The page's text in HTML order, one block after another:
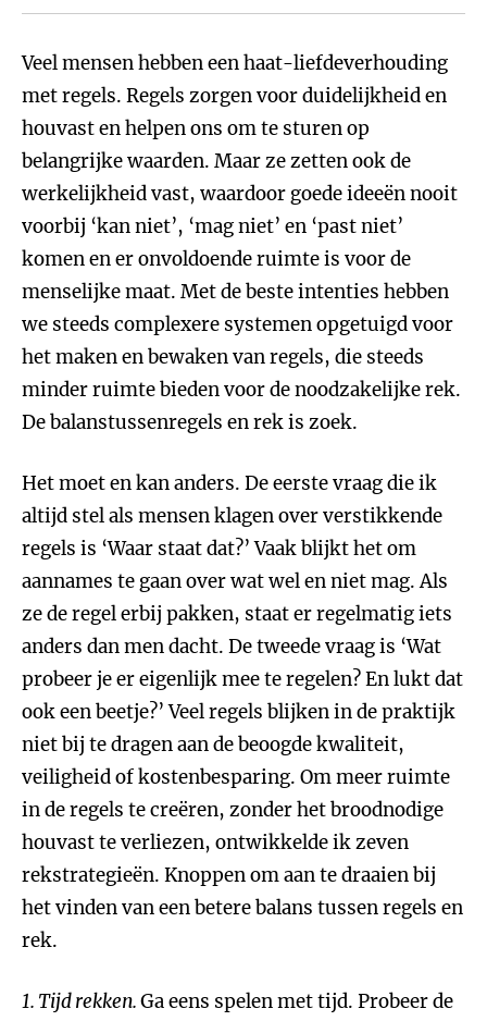
Veel mensen hebben een haat-liefdeverhouding
met regels. Regels zorgen voor duidelijkheid en
houvast en helpen ons om te sturen op
belangrijke waarden. Maar ze zetten ook de
werkelijkheid vast, waardoor goede ideeën nooit
voorbij ‘kan niet’, ‘mag niet’ en ‘past niet’
komen en er onvoldoende ruimte is voor de
menselijke maat. Met de beste intenties hebben
we steeds complexere systemen opgetuigd voor
het maken en bewaken van regels, die steeds
minder ruimte bieden voor de noodzakelijke rek.
De balanstussenregels en rek is zoek.
Het moet en kan anders. De eerste vraag die ik
altijd stel als mensen klagen over verstikkende
regels is ‘Waar staat dat?’ Vaak blijkt het om
aannames te gaan over wat wel en niet mag. Als
ze de regel erbij pakken, staat er regelmatig iets
anders dan men dacht. De tweede vraag is ‘Wat
probeer je er eigenlijk mee te regelen? En lukt dat
ook een beetje?’ Veel regels blijken in de praktijk
niet bij te dragen aan de beoogde kwaliteit,
veiligheid of kostenbesparing. Om meer ruimte
in de regels te creëren, zonder het broodnodige
houvast te verliezen, ontwikkelde ik zeven
rekstrategieën. Knoppen om aan te draaien bij
het vinden van een betere balans tussen regels en
rek.
1. Tijd rekken.Ga eens spelen met tijd. Probeer de